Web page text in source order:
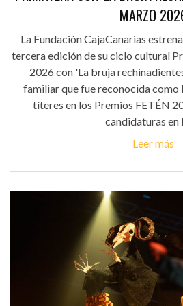
MARZO
La Fundación CajaCanarias
tercera edición de su ciclo cultural
2026 con 'La bruja
familiar que fue reconocida
títeres en los Premios FETÉN
candidaturas en
Leer más